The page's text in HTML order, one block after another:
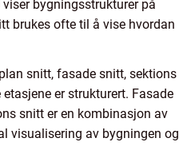
bygningsstrukturer på
brukes ofte til å vise hvordan
snitt, fasade snitt, sektions
er strukturert. Fasade
snitt er en kombinasjon av
visualisering av bygningen og